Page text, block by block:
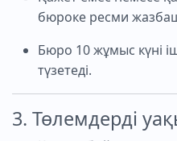
бюроке ресми
Бюро 10 жұмыс күні
түзетеді.
3. Төлемдерді